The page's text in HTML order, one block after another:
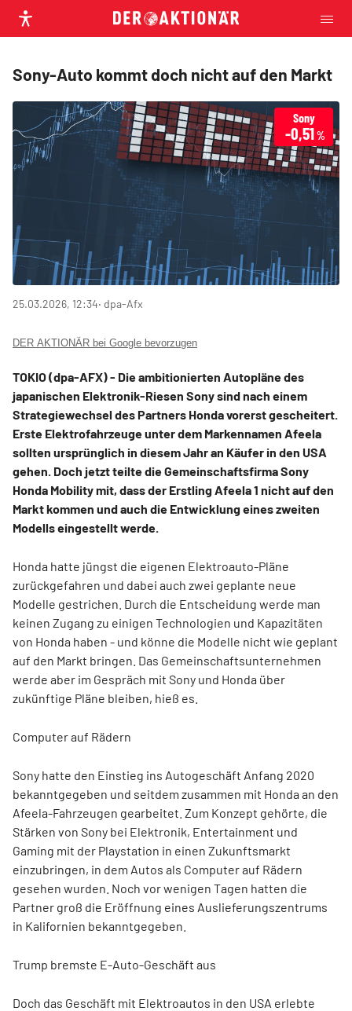
Sony-Auto kommt doch nicht auf den Markt
Sony
-0,51%
25.03.2026, 12:34‧ dpa-Afx
DER AKTIONÄR bei Google bevorzugen
TOKIO (dpa-AFX) - Die ambitionierten Autopläne des
japanischen Elektronik-Riesen Sonysind nach einem
Strategiewechsel des Partners Hondavorerst gescheitert.
Erste Elektrofahrzeuge unter dem Markennamen Afeela
sollten ursprünglich in diesem Jahr an Käufer in den USA
gehen. Doch jetzt teilte die Gemeinschaftsfirma Sony
Honda Mobility mit, dass der Erstling Afeela 1 nicht auf den
Markt kommen und auch die Entwicklung eines zweiten
Modells eingestellt werde.
Honda hatte jüngst die eigenen Elektroauto-Pläne
zurückgefahren und dabei auch zwei geplante neue
Modelle gestrichen. Durch die Entscheidung werde man
keinen Zugang zu einigen Technologien und Kapazitäten
von Honda haben - und könne die Modelle nicht wie geplant
auf den Markt bringen. Das Gemeinschaftsunternehmen
werde aber im Gespräch mit Sony und Honda über
zukünftige Pläne bleiben, hieß es.
Computer auf Rädern
Sony hatte den Einstieg ins Autogeschäft Anfang 2020
bekanntgegeben und seitdem zusammen mit Honda an den
Afeela-Fahrzeugen gearbeitet. Zum Konzept gehörte, die
Stärken von Sony bei Elektronik, Entertainment und
Gaming mit der Playstation in einen Zukunftsmarkt
einzubringen, in dem Autos als Computer auf Rädern
gesehen wurden. Noch vor wenigen Tagen hatten die
Partner groß die Eröffnung eines Auslieferungszentrums
in Kalifornien bekanntgegeben.
Trump bremste E-Auto-Geschäft aus
Doch das Geschäft mit Elektroautos in den USA erlebte